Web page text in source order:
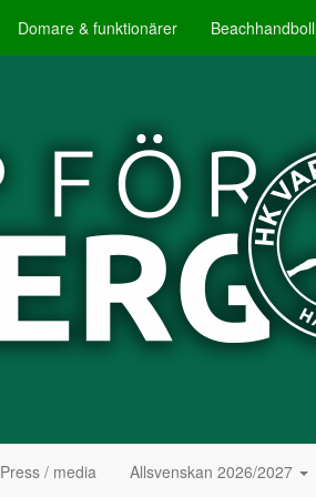
Domare & funktionärer Beachhandboll
Press / media Allsvenskan 2026/2027